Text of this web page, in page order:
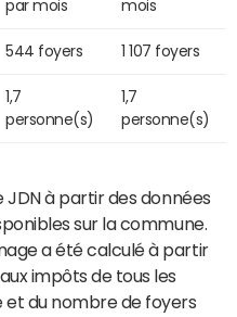
par mois
mois
544 foyers 1 107 foyers
1,7
personne(s)
1,7
personne(s)
à partir des données
sur la commune.
a été calculé à partir
impôts de tous les
et du nombre de foyers